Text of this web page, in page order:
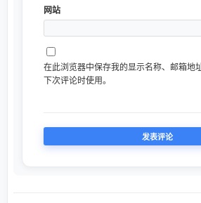
网站
在此浏览器中保存我的显示名称、邮箱地
下次评论时使用。